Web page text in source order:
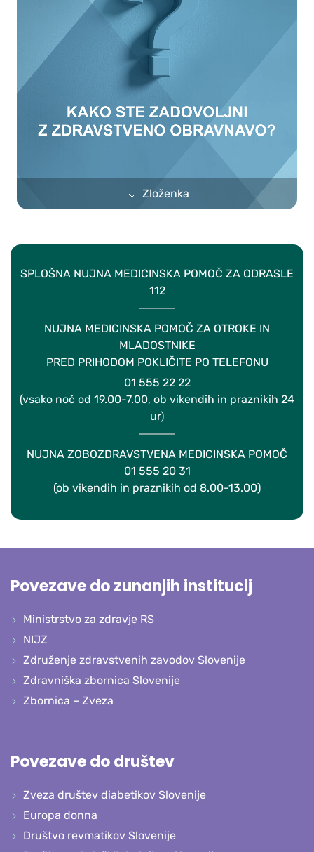
Zloženka
SPLOŠNA NUJNA MEDICINSKA POMOČ ZA ODRASLE
112
NUJNA MEDICINSKA POMOČ ZA OTROKE IN
MLADOSTNIKE
PRED PRIHODOM POKLIČITE PO TELEFONU
01 555 22 22
(vsako noč od 19.00-7.00, ob vikendih in praznikih 24
ur)
NUJNA ZOBOZDRAVSTVENA MEDICINSKA POMOČ
01 555 20 31
(ob vikendih in praznikih od 8.00-13.00)
Povezave do zunanjih institucij
Ministrstvo za zdravje RS
NIJZ
Združenje zdravstvenih zavodov Slovenije
Zdravniška zbornica Slovenije
Zbornica – Zveza
Povezave do društev
Zveza društev diabetikov Slovenije
Europa donna
Društvo revmatikov Slovenije